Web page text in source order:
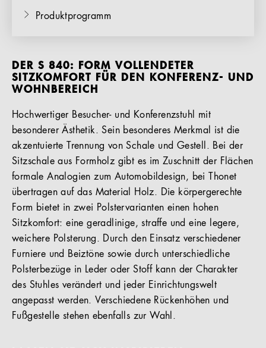
Produktprogramm
DER S 840: FORM VOLLENDETER
SITZKOMFORT FÜR DEN KONFERENZ- UND
WOHNBEREICH
Hochwertiger Besucher- und Konferenzstuhl mit
besonderer Ästhetik. Sein besonderes Merkmal ist die
akzentuierte Trennung von Schale und Gestell. Bei der
Sitzschale aus Formholz gibt es im Zuschnitt der Flächen
formale Analogien zum Automobildesign, bei Thonet
übertragen auf das Material Holz. Die körpergerechte
Form bietet in zwei Polstervarianten einen hohen
Sitzkomfort: eine geradlinige, straffe und eine legere,
weichere Polsterung. Durch den Einsatz verschiedener
Furniere und Beiztöne sowie durch unterschiedliche
Polsterbezüge in Leder oder Stoff kann der Charakter
des Stuhles verändert und jeder Einrichtungswelt
angepasst werden. Verschiedene Rückenhöhen und
Fußgestelle stehen ebenfalls zur Wahl.